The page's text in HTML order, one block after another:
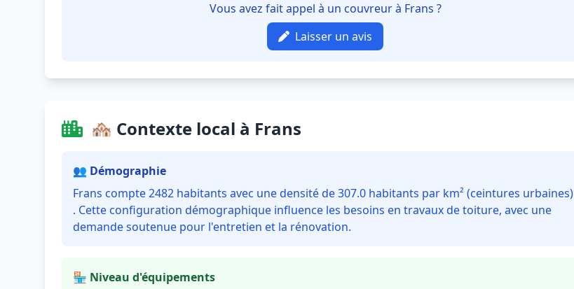
Vous avez fait appel à un couvreur à Frans ?
Laisser un avis
🏘️ Contexte local à Frans
👥 Démographie
Frans compte 2482 habitants avec une densité de 307.0 habitants par km² (ceintures urbaines)
. Cette configuration démographique influence les besoins en travaux de toiture, avec une
demande soutenue pour l'entretien et la rénovation.
🏪 Niveau d'équipements